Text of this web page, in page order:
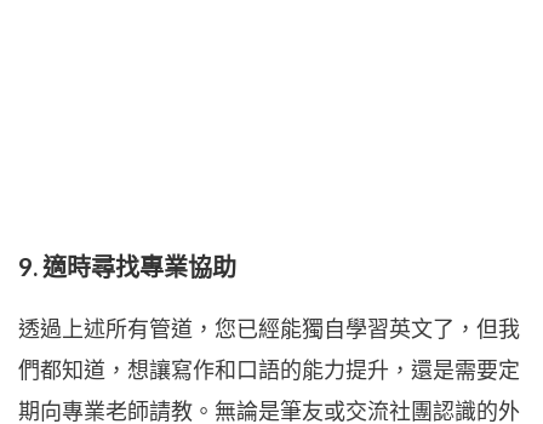
9. 適時尋找專業協助
透過上述所有管道，您已經能獨自學習英文了，但我
們都知道，想讓寫作和口語的能力提升，還是需要定
期向專業老師請教。無論是筆友或交流社團認識的外